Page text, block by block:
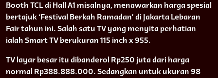
Booth TCL di Hall A1 misalnya, menawarkan harga spesial
bertajuk ‘Festival Berkah Ramadan’ di Jakarta Lebaran
Fair tahun ini. Salah satu TV yang menyita perhatian
ialah Smart TV berukuran 115 inch x 955.
TV layar besar itu dibanderol Rp250 juta dari harga
normal Rp388.888.000. Sedangkan untuk ukuran 98